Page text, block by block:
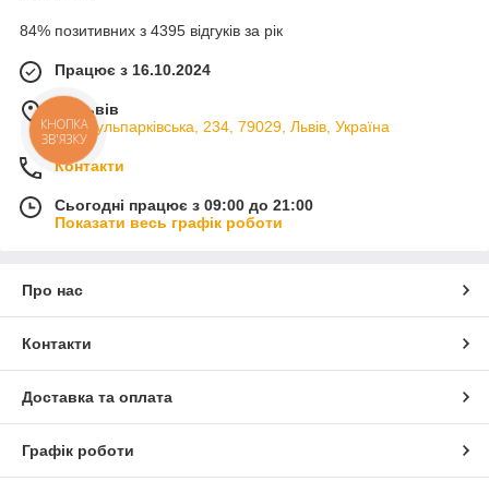
84% позитивних з 4395 відгуків за рік
Працює з 16.10.2024
м. Львів
вул. Кульпарківська, 234, 79029, Львів, Україна
Контакти
Сьогодні працює з 09:00 до 21:00
Показати весь графік роботи
Про нас
Контакти
Доставка та оплата
Графік роботи
КНОПКА
ЗВ'ЯЗКУ